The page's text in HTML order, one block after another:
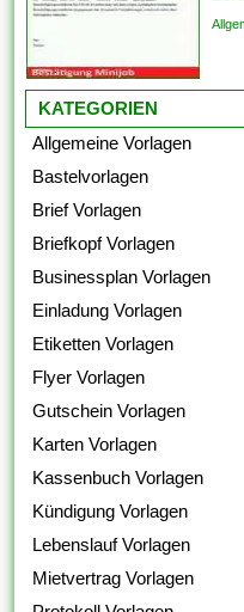
KATEGORIEN
Allgemeine Vorlagen
Bastelvorlagen
Brief Vorlagen
Briefkopf Vorlagen
Businessplan Vorlagen
Einladung Vorlagen
Etiketten Vorlagen
Flyer Vorlagen
Gutschein Vorlagen
Karten Vorlagen
Kassenbuch Vorlagen
Kündigung Vorlagen
Lebenslauf Vorlagen
Mietvertrag Vorlagen